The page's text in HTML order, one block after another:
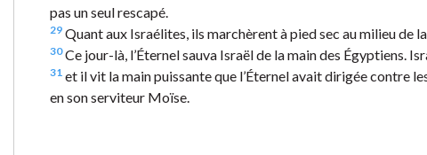
pas un seul rescapé.
29 Quant aux Israélites, ils marchèrent à pied sec au milieu de
30Ce jour-là, l’Éternel sauva Israël de la main des Égyptiens.
31 et il vit la main puissante que l’Éternel avait dirigée contre
en son serviteur Moïse.